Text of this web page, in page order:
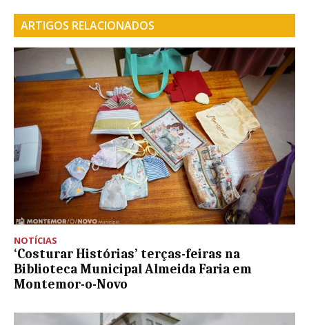
ARTIGOS RELACIONADOS
NOTÍCIAS
‘Costurar Histórias’ terças-feiras na
Biblioteca Municipal Almeida Faria em
Montemor-o-Novo